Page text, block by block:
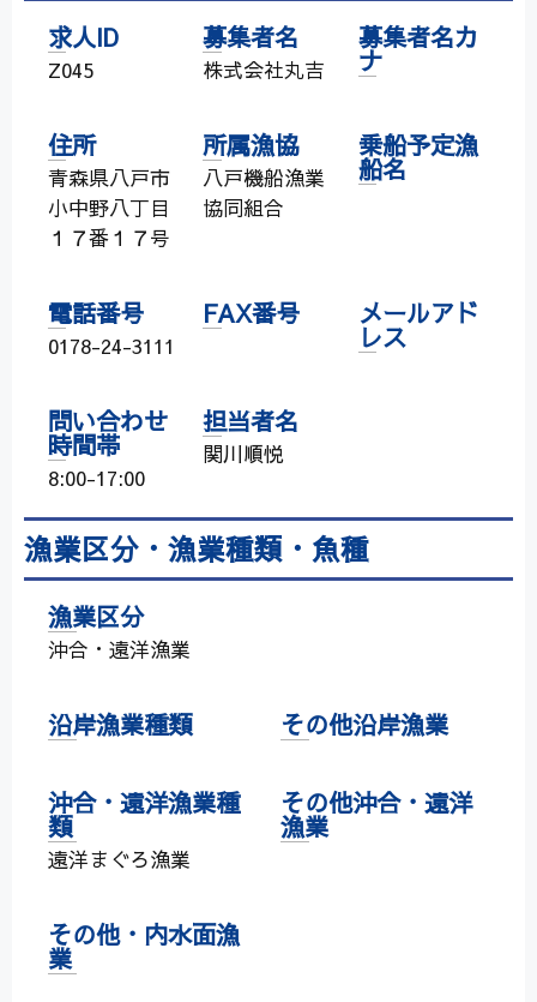
求人ID
Z045
募集者名
株式会社丸吉
募集者名カ
ナ
住所
青森県八戸市
小中野八丁目
１７番１７号
所属漁協
八戸機船漁業
協同組合
乗船予定漁
船名
電話番号
0178-24-3111
FAX番号 メールアド
レス
問い合わせ
時間帯
8:00-17:00
担当者名
関川順悦
漁業区分・漁業種類・魚種
漁業区分
沖合・遠洋漁業
沿岸漁業種類 その他沿岸漁業
沖合・遠洋漁業種
類
遠洋まぐろ漁業
その他沖合・遠洋
漁業
その他・内水面漁
業